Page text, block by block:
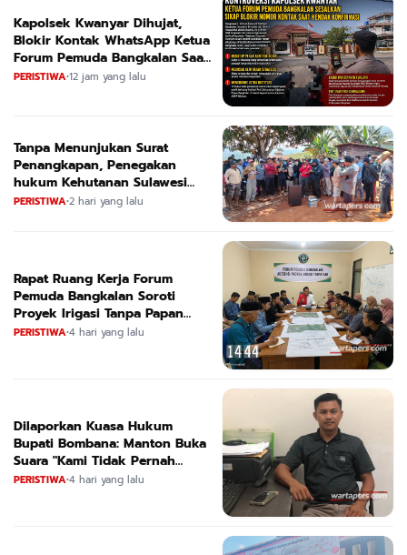
Kapolsek Kwanyar Dihujat,
Blokir Kontak WhatsApp Ketua
Forum Pemuda Bangkalan Saat
Dikonfirmasi
PERISTIWA•12 jam yang lalu
Tanpa Menunjukan Surat
Penangkapan, Penegakan
hukum Kehutanan Sulawesi
Selatan Culik Petani Ladah Di
PERISTIWA•2 hari yang lalu
Rapat Ruang Kerja Forum
Pemuda Bangkalan Soroti
Proyek Irigasi Tanpa Papan
Nama
PERISTIWA•4 hari yang lalu
Dilaporkan Kuasa Hukum
Bupati Bombana: Manton Buka
Suara "Kami Tidak Pernah
Menutup Ruang Hak Jawab"
PERISTIWA•4 hari yang lalu